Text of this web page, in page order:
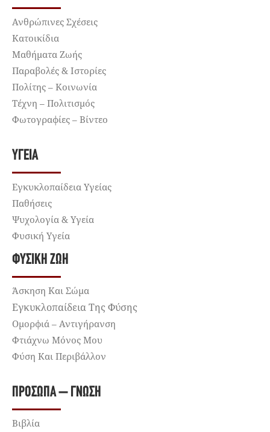
Ανθρώπινες Σχέσεις
Κατοικίδια
Μαθήματα Ζωής
Παραβολές & Ιστορίες
Πολίτης – Κοινωνία
Τέχνη – Πολιτισμός
Φωτογραφίες – Βίντεο
ΥΓΕΊΑ
Εγκυκλοπαίδεια Υγείας
Παθήσεις
Ψυχολογία & Υγεία
Φυσική Υγεία
ΦΥΣΙΚΉ ΖΩΉ
Άσκηση Και Σώμα
Εγκυκλοπαίδεια Της Φύσης
Ομορφιά – Αντιγήρανση
Φτιάχνω Μόνος Μου
Φύση Και Περιβάλλον
ΠΡΌΣΩΠΑ – ΓΝΏΣΗ
Βιβλία